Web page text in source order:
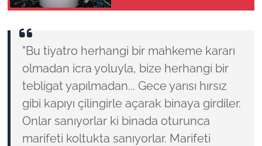
"Bu tiyatro herhangi bir mahkeme kararı
olmadan icra yoluyla, bize herhangi bir
tebligat yapılmadan... Gece yarısı hırsız
gibi kapıyı çilingirle açarak binaya girdiler.
Onlar sanıyorlar ki binada oturunca
marifeti koltukta sanıyorlar. Marifeti